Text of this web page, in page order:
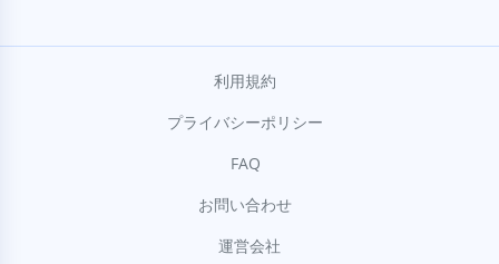
利用規約
プライバシーポリシー
FAQ
お問い合わせ
運営会社